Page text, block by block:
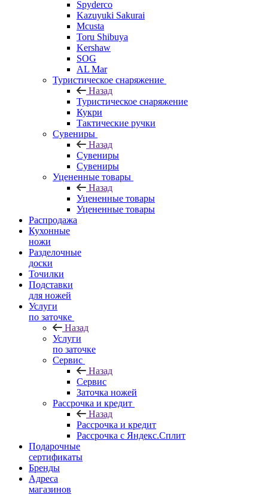
Spyderco
Kazuyuki Sakurai
Mcusta
Toru Shibuya
Kershaw
SOG
AL Mar
Туристическое снаряжение
Назад
Туристическое снаряжение
Кукри
Тактические ручки
Сувениры
Назад
Сувениры
Сувениры
Уцененные товары
Назад
Уцененные товары
Уцененные товары
Распродажа
Кухонные
ножи
Разделочные
доски
Точилки
Подставки
для ножей
Услуги
по заточке
Назад
Услуги
по заточке
Сервис
Назад
Сервис
Заточка ножей
Рассрочка и кредит
Назад
Рассрочка и кредит
Рассрочка с Яндекс.Сплит
Подарочные
сертификаты
Бренды
Адреса
магазинов